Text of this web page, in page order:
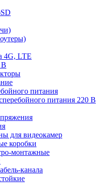
4G, LTE
В
питания
питания 220 В
для видеокамер
коробки
монтажные
канала